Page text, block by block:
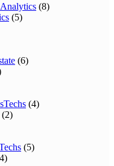
(8)
(5)
(6)
(4)
(2)
(5)